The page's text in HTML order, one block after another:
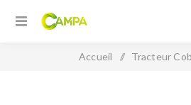
Accueil / Tracteur